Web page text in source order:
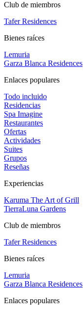
Club de miembros
Tafer Residences
Bienes raíces
Lemuria
Garza Blanca Residences
Enlaces populares
Todo incluido
Residencias
Spa Imagine
Restaurantes
Ofertas
Actividades
Suites
Grupos
Reseñas
Experiencias
Karuma The Art of Grill
TierraLuna Gardens
Club de miembros
Tafer Residences
Bienes raíces
Lemuria
Garza Blanca Residences
Enlaces populares